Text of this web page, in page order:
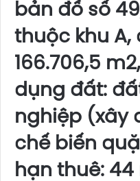
bản đồ số
thuộc khu A,
166.706,5
dụng đất:
nghiệp (xây
chế biến
hạn thuê: